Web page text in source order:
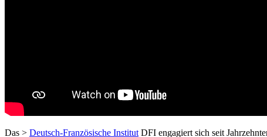
Das > Deutsch-Französische InstitutDFI engagiert sich seit